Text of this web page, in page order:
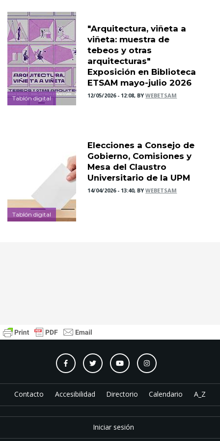
Tablón digital
"Arquitectura, viñeta a
viñeta: muestra de
tebeos y otras
arquitecturas"
Exposición en Biblioteca
ETSAM mayo-julio 2026
12/05/2026 - 12:08, BYWEBETSAM
Tablón digital
Elecciones a Consejo de
Gobierno, Comisiones y
Mesa del Claustro
Universitario de la UPM
14/04/2026 - 13:40, BYWEBETSAM
Contacto Accesibilidad Directorio Calendario A_Z
Iniciar sesión